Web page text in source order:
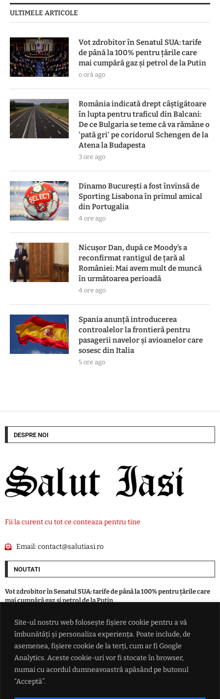
Site-ul nostru web folosește fișiere cookie pentru a vă
îmbunătăți și personaliza experiența. Poate include, de
asemenea, fișiere cookie de la terți, cum ar fi Google
Analytics. Aceste cookie-uri vor fi stocate în browser,
numai cu acordul dumneavoastră apăsând pe butonul
“Acceptă”.
ULTIMELE ARTICOLE
Vot zdrobitor în Senatul SUA: tarife
de până la 100% pentru țările care
mai cumpără gaz și petrol de la Putin
o oră ago
România indicată drept câștigătoare
în lupta pentru traficul din Balcani:
De ce Bulgaria se teme că va rămâne o
'pată gri' pe coridorul Schengen de la
Atena la Budapesta
3 ore ago
Dinamo București a fost învinsă de
Sporting Lisabona în primul amical
din Portugalia
4 ore ago
Nicușor Dan, după ce Moody’s a
reconfirmat rantigul de țară al
României: Mai avem mult de muncă
în următoarea perioadă
4 ore ago
Spania anunță introducerea
controalelor la frontieră pentru
pasagerii navelor și avioanelor care
sosesc din Italia
5 ore ago
DESPRE NOI
Fii la curent cu tot ce conteaza pentru tine
Email:contact@salutiasi.ro
NOUTATI
Vot zdrobitor în Senatul SUA: tarife de până la 100% pentru țările care
mai cumpără gaz și petrol de la Putin
România indicată drept câștigătoare în lupta pentru traficul din
Balcani: De ce Bulgaria se teme că va rămâne o 'pată gri' pe coridorul
Schengen de la Atena la Budapesta
Dinamo București a fost învinsă de Sporting Lisabona în primul amical
din Portugalia